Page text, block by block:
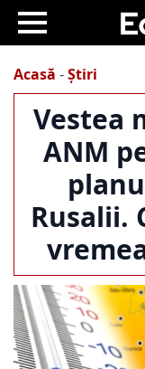
Acasă -Știri
Vestea
ANM
Rusalii.